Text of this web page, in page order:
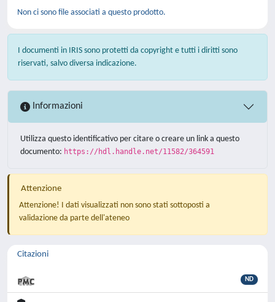
Non ci sono file associati a questo prodotto.
I documenti in IRIS sono protetti da copyright e tutti i diritti sono
riservati, salvo diversa indicazione.
Informazioni
Utilizza questo identificativo per citare o creare un link a questo
documento: https://hdl.handle.net/11582/364591
Attenzione
Attenzione! I dati visualizzati non sono stati sottoposti a
validazione da parte dell'ateneo
Citazioni
ND